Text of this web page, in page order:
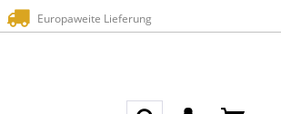
Europaweite Lieferung